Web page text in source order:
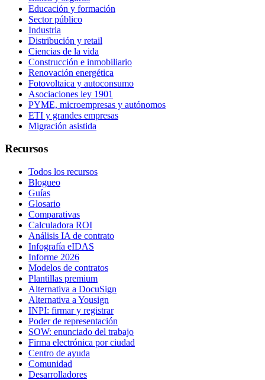
Educación y formación
Sector público
Industria
Distribución y retail
Ciencias de la vida
Construcción e inmobiliario
Renovación energética
Fotovoltaica y autoconsumo
Asociaciones ley 1901
PYME, microempresas y autónomos
ETI y grandes empresas
Migración asistida
Recursos
Todos los recursos
Blogueo
Guías
Glosario
Comparativas
Calculadora ROI
Análisis IA de contrato
Infografía eIDAS
Informe 2026
Modelos de contratos
Plantillas premium
Alternativa a DocuSign
Alternativa a Yousign
INPI: firmar y registrar
Poder de representación
SOW: enunciado del trabajo
Firma electrónica por ciudad
Centro de ayuda
Comunidad
Desarrolladores